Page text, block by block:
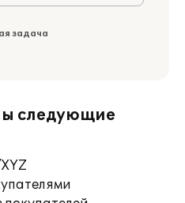
задача
следующие